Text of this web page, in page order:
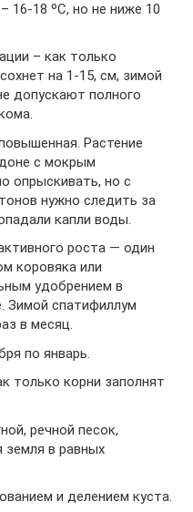
16-18 ºC, но не ниже 10
– как только
на 1-15, см, зимой
допускают полного
Растение
с мокрым
опрыскивать, но с
нужно следить за
капли воды.
роста — один
коровяка или
удобрением в
Зимой спатифиллум
в месяц.
по январь.
только корни заполнят
речной песок,
земля в равных
и делением куста.